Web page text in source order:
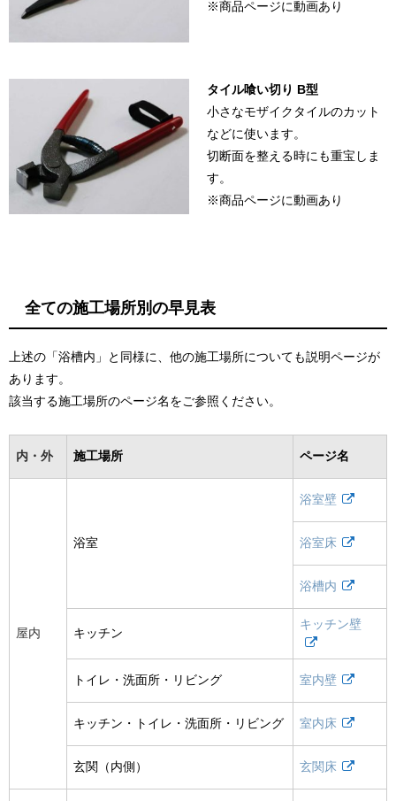
※商品ページに動画あり
タイル喰い切り B型
小さなモザイクタイルのカット
などに使います。
切断面を整える時にも重宝しま
す。
※商品ページに動画あり
全ての施工場所別の早見表
上述の「浴槽内」と同様に、他の施工場所についても説明ページが
あります。
該当する施工場所のページ名をご参照ください。
内・外 施工場所 ページ名
屋内
浴室
浴室壁
浴室床
浴槽内
キッチン
キッチン壁
トイレ・洗面所・リビング 室内壁
キッチン・トイレ・洗面所・リビング 室内床
玄関（内側） 玄関床